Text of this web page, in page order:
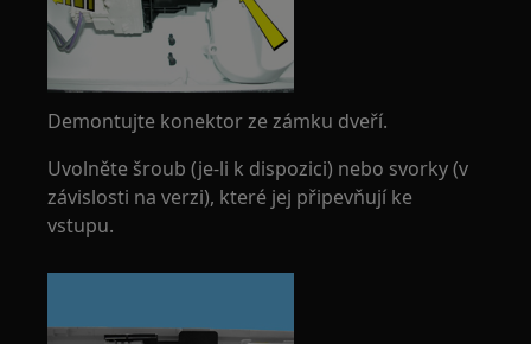
Demontujte konektor ze zámku dveří.
Uvolněte šroub (je-li k dispozici) nebo svorky (v
závislosti na verzi), které jej připevňují ke
vstupu.